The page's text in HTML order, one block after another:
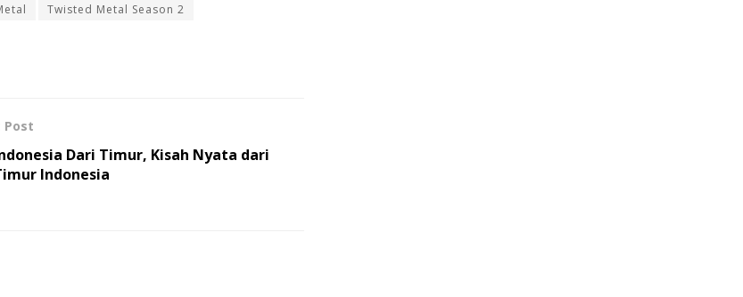
Twisted Metal Season 2
Post
Dari Timur, Kisah Nyata dari
Indonesia